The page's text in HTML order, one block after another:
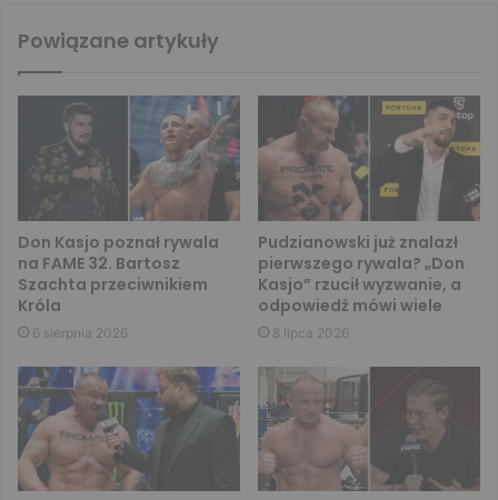
Powiązane artykuły
Don Kasjo poznał rywala
na FAME 32. Bartosz
Szachta przeciwnikiem
Króla
6 sierpnia 2026
Pudzianowski już znalazł
pierwszego rywala? „Don
Kasjo” rzucił wyzwanie, a
odpowiedź mówi wiele
8 lipca 2026